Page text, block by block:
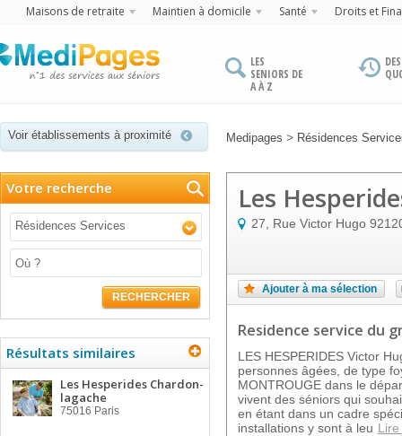
Maisons de retraite Maintien à domicile Santé Droits et
LES
SENIORS DE
A À Z
Voir établissements à proximité Medipages > Résidences
Votre recherche
Résidences Services
RECHERCHER
Résultats similaires
Les Hesperides Chardon-
lagache
75016 Paris
Les
27, Rue Victor Hugo
Ajouter à ma sélection
Residence service du
LES HESPERIDES Victor
personnes âgées, de type
MONTROUGE dans le
vivent des séniors qui
en étant dans un cadre
installations y sont à leu